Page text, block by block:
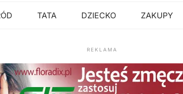
TATA DZIECKO ZAKUPY
REKLAMA